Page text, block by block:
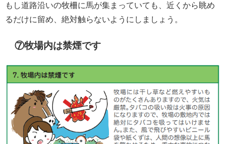
もし道路沿いの牧柵に馬が集まっていても、近くから眺め
るだけに留め、絶対触らないようにしましょう。
⑦牧場内は禁煙です